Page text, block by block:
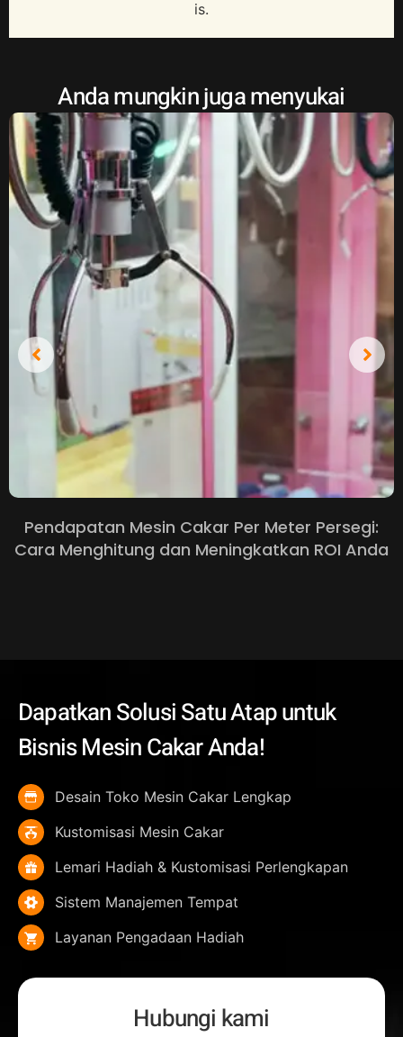
is.
Anda mungkin juga menyukai
Pendapatan Mesin Cakar Per Meter Persegi:
Cara Menghitung dan Meningkatkan ROI Anda
Dapatkan Solusi Satu Atap untuk
Bisnis Mesin Cakar Anda!
Desain Toko Mesin Cakar Lengkap
Kustomisasi Mesin Cakar
Lemari Hadiah & Kustomisasi Perlengkapan
Sistem Manajemen Tempat
Layanan Pengadaan Hadiah
Hubungi kami